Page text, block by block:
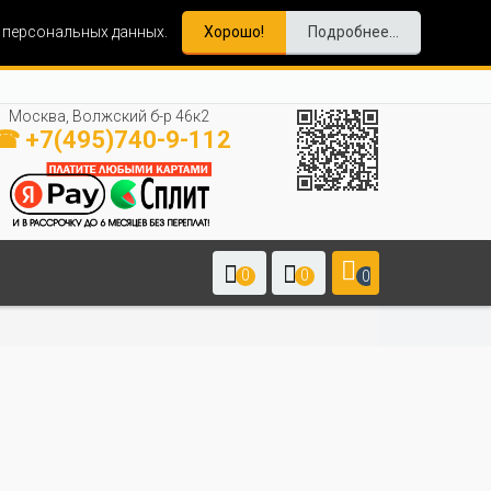
данных. Хорошо! Подробнее...
Москва, Волжский б-р 46к2
+7(495)740-9-112
0 0 0